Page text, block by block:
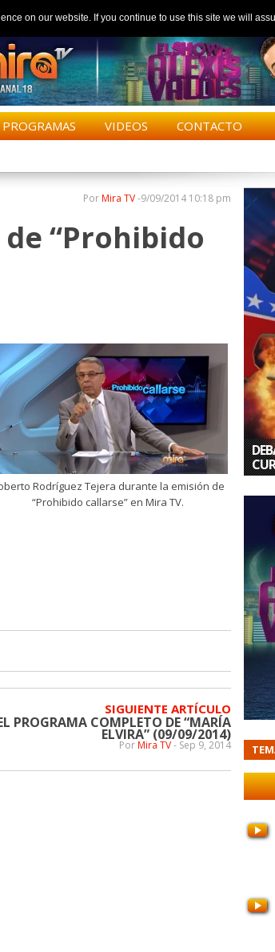
PROGRAMAS VIDEOS CONTACTO
9/09/2014 10:18 pm
PorMira TV-
“Prohibido
Rodríguez Tejera durante la emisión de
“Prohibido callarse” en Mira TV.
SIGUIENTE ARTÍCULO
PROGRAMA COMPLETO DE “MARÍA
ELVIRA” (09/09/2014)
PorMira TV- Sep 9, 2014
EL
EL
on our website. If you continue to use this site we will